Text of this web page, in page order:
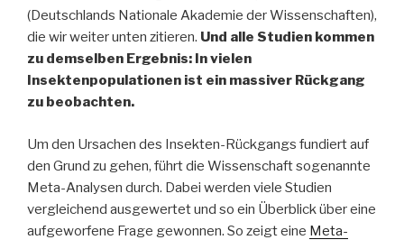
(Deutschlands Nationale Akademie der Wissenschaften),
die wir weiter unten zitieren. Und alle Studien kommen
zu demselben Ergebnis: In vielen
Insektenpopulationen ist ein massiver Rückgang
zu beobachten.
Um den Ursachen des Insekten-Rückgangs fundiert auf
den Grund zu gehen, führt die Wissenschaft sogenannte
Meta-Analysen durch. Dabei werden viele Studien
vergleichend ausgewertet und so ein Überblick über eine
aufgeworfene Frage gewonnen. So zeigt eine Meta-